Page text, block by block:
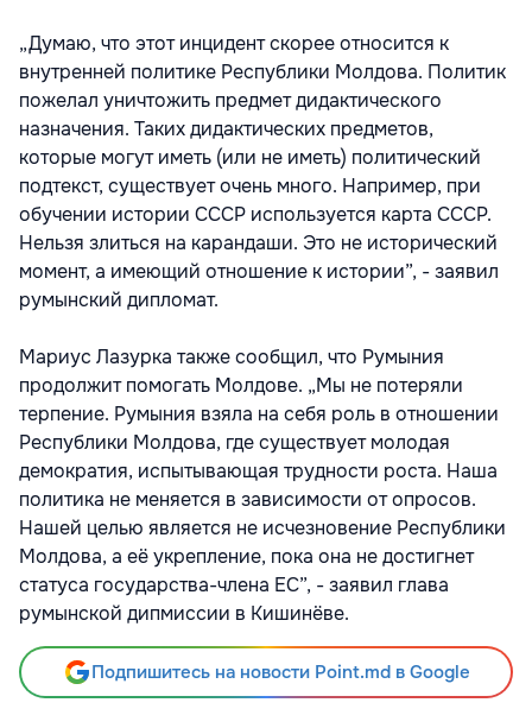
„Думаю, что этот инцидент скорее относится к
внутренней политике Республики Молдова. Политик
пожелал уничтожить предмет дидактического
назначения. Таких дидактических предметов,
которые могут иметь (или не иметь) политический
подтекст, существует очень много. Например, при
обучении истории СССР используется карта СССР.
Нельзя злиться на карандаши. Это не исторический
момент, а имеющий отношение к истории”, - заявил
румынский дипломат.
Мариус Лазурка также сообщил, что Румыния
продолжит помогать Молдове. „Мы не потеряли
терпение. Румыния взяла на себя роль в отношении
Республики Молдова, где существует молодая
демократия, испытывающая трудности роста. Наша
политика не меняется в зависимости от опросов.
Нашей целью является не исчезновение Республики
Молдова, а её укрепление, пока она не достигнет
статуса государства-члена ЕС”, - заявил глава
румынской дипмиссии в Кишинёве.
Подпишитесь на новости Point.md в Google